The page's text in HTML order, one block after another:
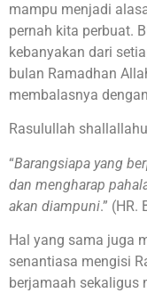
mampu menjadi
pernah kita perbuat.
kebanyakan dari
bulan Ramadhan
membalasnya
Rasulullah
“Barangsiapa yang
dan mengharap
akan diampuni.”
Hal yang sama juga
senantiasa mengisi
berjamaah sekaligus